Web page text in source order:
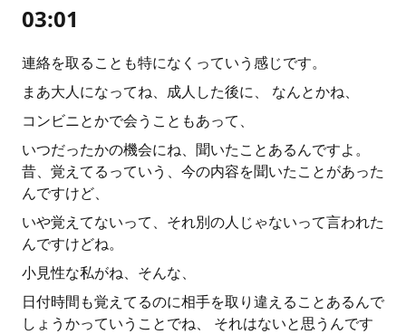
03:01
連絡を取ることも特になくっていう感じです。
まあ大人になってね、成人した後に、 なんとかね、
コンビニとかで会うこともあって、
いつだったかの機会にね、聞いたことあるんですよ。
昔、覚えてるっていう、今の内容を聞いたことがあった
んですけど、
いや覚えてないって、それ別の人じゃないって言われた
んですけどね。
小見性な私がね、そんな、
日付時間も覚えてるのに相手を取り違えることあるんで
しょうかっていうことでね、 それはないと思うんです